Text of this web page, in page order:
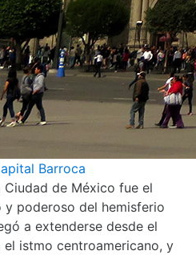
Barroca
de México fue el
poderoso del hemisferio
a extenderse desde el
istmo centroamericano, y